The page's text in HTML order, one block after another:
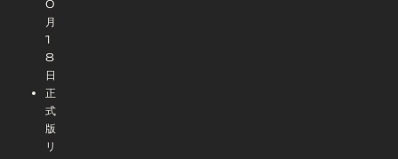
0
月
1
8
日
正
式
版
リ